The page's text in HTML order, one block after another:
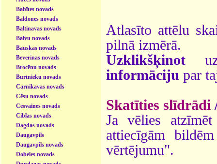
Babītes novads
Baldones novads
Baltinavas novads
Balvu novads
Bauskas novads
Beverīnas novads
Brocēnu novads
Burtnieku novads
Carnikavas novads
Cēsu novads
Cesvaines novads
Ciblas novads
Dagdas novads
Daugavpils
Daugavpils novads
Dobeles novads
Atlasīto attēlu
pilnā izmērā.
Uzklikšķinot
informāciju par
Skatīties slīdrādi
Ja vēlies
attiecīgām
vērtējumu".